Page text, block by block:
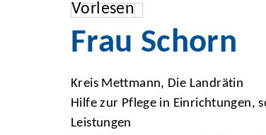
Vorlesen
Frau Schorn
Kreis Mettmann, Die Landrätin
Hilfe zur Pflege in Einrichtungen,
Leistungen